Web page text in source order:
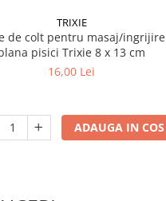
TRIXIE
de colt pentru masaj/ingrijire
blana pisici Trixie 8 x 13 cm
16,00 Lei
ADAUGA IN COS